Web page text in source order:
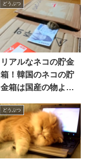
どうぶつ
リアルなネコの貯金
箱！韓国のネコの貯
金箱は国産の物より
どうぶつ